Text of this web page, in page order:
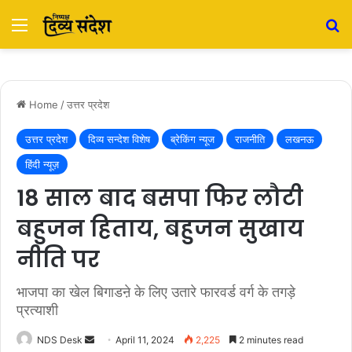
Menu
Home /उत्तर प्रदेश
उत्तर प्रदेश दिव्य सन्देश विशेष ब्रेकिंग न्यूज राजनीति
लखनऊ
हिंदी न्यूज़
18 साल बाद बसपा फिर लौटी
बहुजन हिताय, बहुजन सुखाय
नीति पर
भाजपा का खेल बिगाडऩे के लिए उतारे फारवर्ड वर्ग के तगड़े
प्रत्याशी
NDS Desk April 11, 2024 2,225 2 minutes read